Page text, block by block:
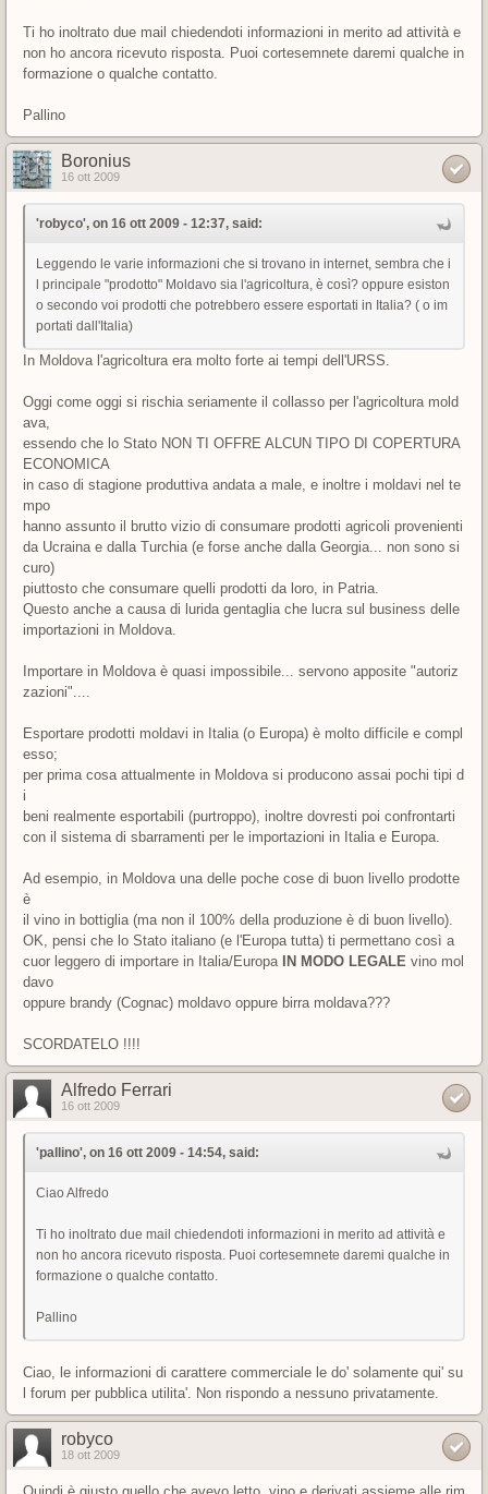
Ti ho inoltrato due mail chiedendoti informazioni in merito ad attività e
non ho ancora ricevuto risposta. Puoi cortesemnete daremi qualche in
formazione o qualche contatto.
Pallino
Boronius
16 ott 2009
'robyco', on 16 ott 2009 - 12:37, said:
Leggendo le varie informazioni che si trovano in internet, sembra che i
l principale "prodotto" Moldavo sia l'agricoltura, è così? oppure esiston
o secondo voi prodotti che potrebbero essere esportati in Italia? ( o im
portati dall'Italia)
In Moldova l'agricoltura era molto forte ai tempi dell'URSS.
Oggi come oggi si rischia seriamente il collasso per l'agricoltura mold
ava,
essendo che lo Stato NON TI OFFRE ALCUN TIPO DI COPERTURA
ECONOMICA
in caso di stagione produttiva andata a male, e inoltre i moldavi nel te
mpo
hanno assunto il brutto vizio di consumare prodotti agricoli provenienti
da Ucraina e dalla Turchia (e forse anche dalla Georgia... non sono si
curo)
piuttosto che consumare quelli prodotti da loro, in Patria.
Questo anche a causa di lurida gentaglia che lucra sul business delle
importazioni in Moldova.
Importare in Moldova è quasi impossibile... servono apposite "autoriz
zazioni"....
Esportare prodotti moldavi in Italia (o Europa) è molto difficile e compl
esso;
per prima cosa attualmente in Moldova si producono assai pochi tipi d
i
beni realmente esportabili (purtroppo), inoltre dovresti poi confrontarti
con il sistema di sbarramenti per le importazioni in Italia e Europa.
Ad esempio, in Moldova una delle poche cose di buon livello prodotte
è
il vino in bottiglia (ma non il 100% della produzione è di buon livello).
OK, pensi che lo Stato italiano (e l'Europa tutta) ti permettano così a
cuor leggero di importare in Italia/Europa IN MODO LEGALE vino mol
davo
oppure brandy (Cognac) moldavo oppure birra moldava???
SCORDATELO !!!!
Alfredo Ferrari
16 ott 2009
'pallino', on 16 ott 2009 - 14:54, said:
Ciao Alfredo
Ti ho inoltrato due mail chiedendoti informazioni in merito ad attività e
non ho ancora ricevuto risposta. Puoi cortesemnete daremi qualche in
formazione o qualche contatto.
Pallino
Ciao, le informazioni di carattere commerciale le do' solamente qui' su
l forum per pubblica utilita'. Non rispondo a nessuno privatamente.
robyco
18 ott 2009